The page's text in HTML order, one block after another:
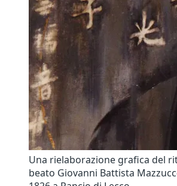
Una rielaborazione grafica del
beato Giovanni Battista